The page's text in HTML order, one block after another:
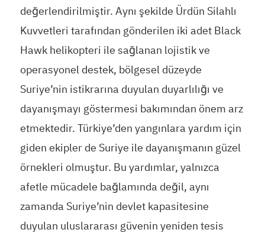
değerlendirilmiştir. Aynı şekilde Ürdün Silahlı
Kuvvetleri tarafından gönderilen iki adet Black
Hawk helikopteri ile sağlanan lojistik ve
operasyonel destek, bölgesel düzeyde
Suriye’nin istikrarına duyulan duyarlılığı ve
dayanışmayı göstermesi bakımından önem arz
etmektedir. Türkiye’den yangınlara yardım için
giden ekipler de Suriye ile dayanışmanın güzel
örnekleri olmuştur. Bu yardımlar, yalnızca
afetle mücadele bağlamında değil, aynı
zamanda Suriye’nin devlet kapasitesine
duyulan uluslararası güvenin yeniden tesis